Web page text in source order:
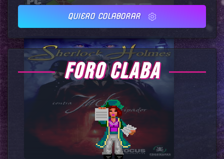
QUIERO COLABORAR
FORO CLABA